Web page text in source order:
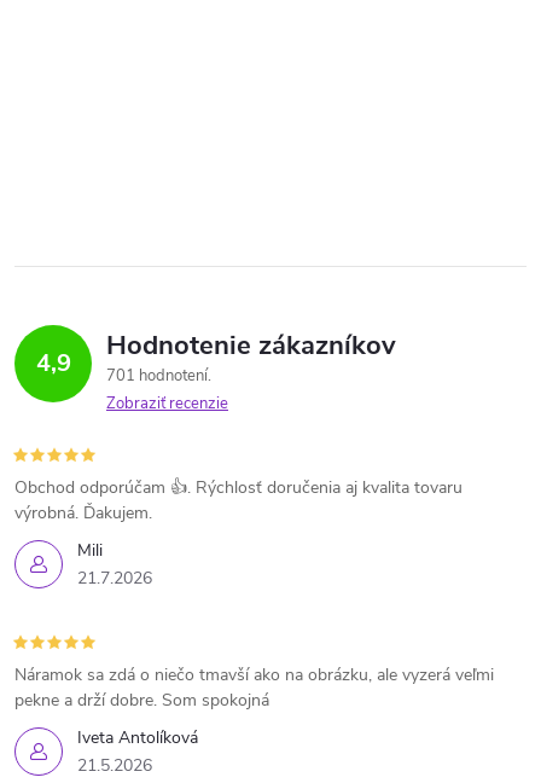
4,9 Hodnotenie zákazníkov
701 hodnotení
Zobraziť recenzie
Mili
21.7.2026
Obchod odporúčam 👍. Rýchlosť doručenia aj kvalita tovaru
výrobná. Ďakujem.
Iveta Antolíková
21.5.2026
Náramok sa zdá o niečo tmavší ako na obrázku, ale vyzerá veľmi
pekne a drží dobre. Som spokojná